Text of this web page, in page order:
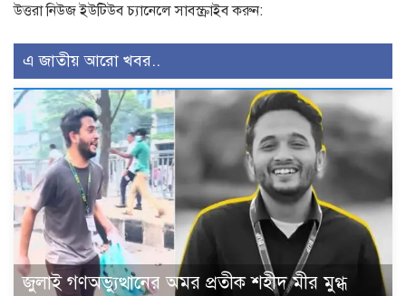
উত্তরা নিউজ ইউটিউব চ্যানেলে সাবস্ক্রাইব করুন:
এ জাতীয় আরো খবর..
জুলাই গণঅভ্যুত্থানের অমর প্রতীক শহীদ মীর মুগ্ধ